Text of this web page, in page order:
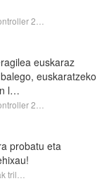
2…
euskaraz
euskaratzeko
l…
2…
probatu eta
tril…